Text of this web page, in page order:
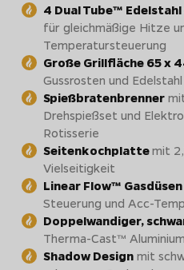
4 Dual Tube™
für gleichmäßige Hitze
Temperatursteuerung
Große Grillfläche 65 x
Gussrosten und
Spießbratenbrenner
Drehspießset und
Rotisserie
Seitenkochplattemit
Vielseitigkeit
Linear Flow™ Gasdüsen
Steuerung und Acc-
Doppelwandiger,
Therma-Cast™
Shadow Design mit